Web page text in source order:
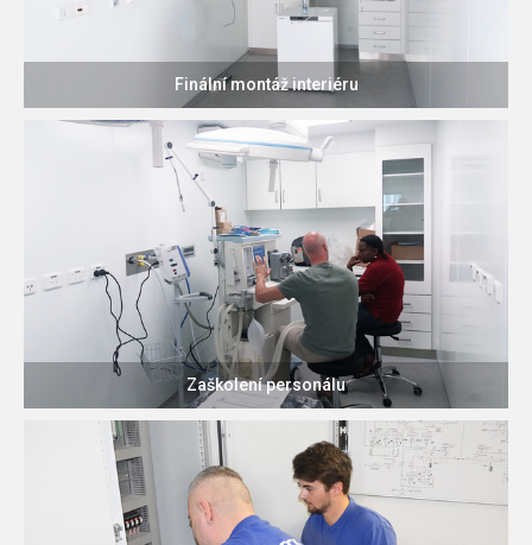
Finální montáž interiéru
Zaškolení personálu